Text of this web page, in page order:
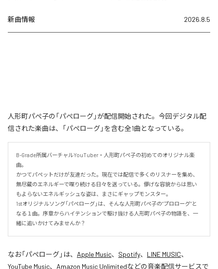
新曲情報 2026.8.5
人形町パぺ子の「パぺローグ」が配信開始された。今回デジタル配
信された楽曲は、「パぺローグ」を含む全1曲となっている。
B-Grade所属バーチャルYouTuber・人形町パペ子の初めてのオリジナル楽
曲。
かつてパペットだけが友達だった。現在では配信で多くのリスナーを集め、
無尽蔵のエネルギーで喋り続ける日々を送っている。儚げな容貌からは思い
もよらないエネルギッシュな姿は、まさにギャップモンスター。
1stオリジナルソング「パペローグ」は、そんな人形町パペ子の“プロローグ”と
なる１曲。序章からハイテンションで駆け抜ける人形町パペ子の物語を、一
緒に追いかけてみませんか？
なお「パぺローグ」は、 Apple Music、 Spotify、 LINE MUSIC、
YouTube Music、 Amazon Music Unlimitedなどの音楽配信サービスで